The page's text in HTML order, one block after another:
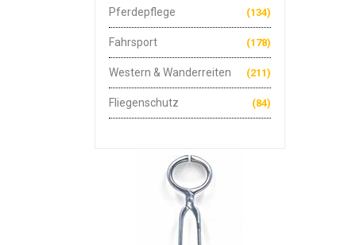
(134)
Pferdepflege
(178)
Fahrsport
(211)
Western & Wanderreiten
(84)
Fliegenschutz